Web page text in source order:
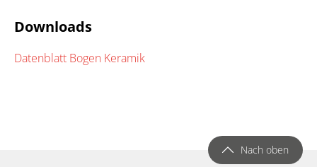
Downloads
Datenblatt Bogen Keramik
Nach oben